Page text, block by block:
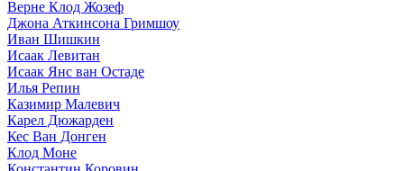
Верне Клод Жозеф
Джона Аткинсона Гримшоу
Иван Шишкин
Исаак Левитан
Исаак Янс ван Остаде
Илья Репин
Казимир Малевич
Карел Дюжарден
Кес Ван Донген
Клод Моне